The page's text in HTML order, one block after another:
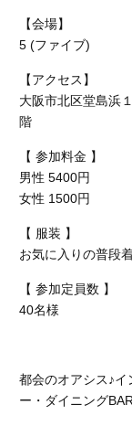
【会場】
5 (ファイブ)
【アクセス】
大阪市北区堂島浜
階
【 参加料金 】
男性 5400円
女性 1500円
【 服装 】
お気に入りの普段
【 参加定員数 】
40名様
都会のオアシス♪
ー・ダイニング